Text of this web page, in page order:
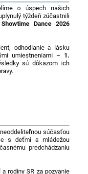
o úspech našich
týždeň zúčastnili
Dance 2026
odhodlanie a lásku
umiestneniami – 1.
sú dôkazom ich
súčasťou
s deťmi a mládežou
predchádzaniu
rodiny SR za pozvanie